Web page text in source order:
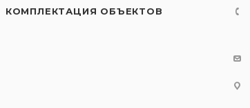
КОМПЛЕКТАЦИЯ ОБЪЕКТОВ